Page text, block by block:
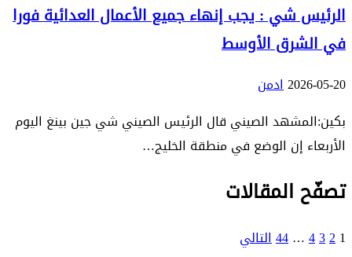
الرئيس شي : يجب إنهاء جميع الأعمال العدائية فورا
في الشرق الأوسط
2026-05-20ادمن
بكين:المشهد الصيني قال الرئيس الصيني شي جين بينغ اليوم
الأربعاء إن الوضع في منطقة الخليج…
تصفّح المقالات
1
2
3
4
…
44التالي